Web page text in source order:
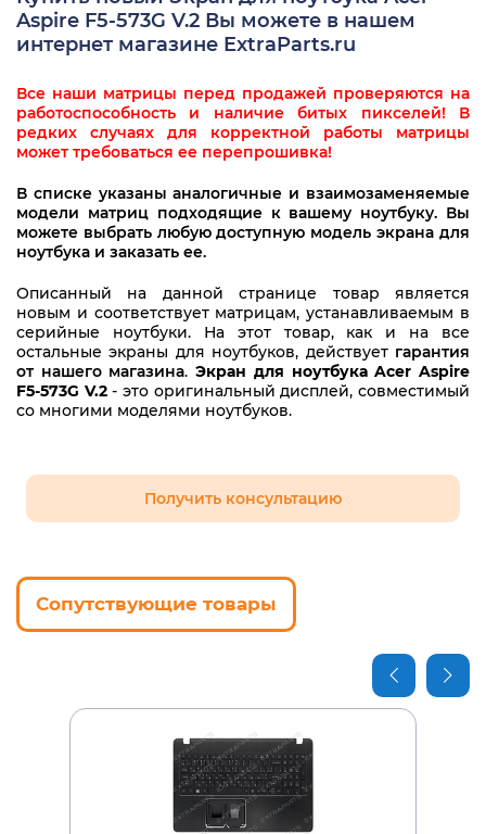
Aspire F5-573G V.2 Вы можете в нашем
интернет магазине ExtraParts.ru
Все наши матрицы перед продажей проверяются на
работоспособность и наличие битых пикселей! В
редких случаях для корректной работы матрицы
может требоваться ее перепрошивка!
В списке указаны аналогичные и взаимозаменяемые
модели матриц подходящие к вашему ноутбуку. Вы
можете выбрать любую доступную модель экрана для
ноутбука и заказать ее.
Описанный на данной странице товар является
новым и соответствует матрицам, устанавливаемым в
серийные ноутбуки. На этот товар, как и на все
остальные экраны для ноутбуков, действует гарантия
от нашего магазина.Экран для ноутбука Acer Aspire
F5-573G V.2- это оригинальный дисплей, совместимый
со многими моделями ноутбуков.
Получить консультацию
Сопутствующие товары